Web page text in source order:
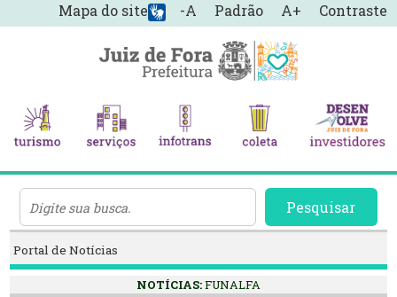
-A Padrão A+ Contraste
Mapa do site
Pesquisar
Portal de Notícias
NOTÍCIAS:FUNALFA